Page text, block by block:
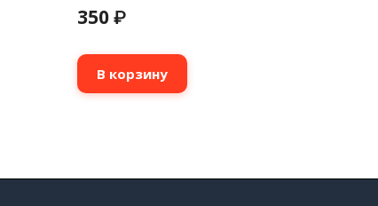
350₽
В корзину